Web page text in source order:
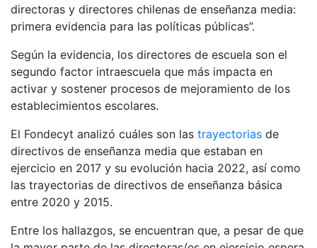
directoras y directores chilenas de enseñanza media:
primera evidencia para las políticas públicas”.
Según la evidencia, los directores de escuela son el
segundo factor intraescuela que más impacta en
activar y sostener procesos de mejoramiento de los
establecimientos escolares.
El Fondecyt analizó cuáles son las trayectorias de
directivos de enseñanza media que estaban en
ejercicio en 2017 y su evolución hacia 2022, así como
las trayectorias de directivos de enseñanza básica
entre 2020 y 2015.
Entre los hallazgos, se encuentran que, a pesar de que